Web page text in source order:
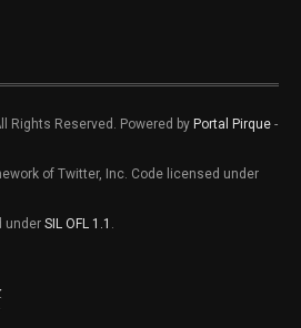
Rights Reserved. Powered by Portal Pirque -
of Twitter, Inc. Code licensed under
under SIL OFL 1.1 .